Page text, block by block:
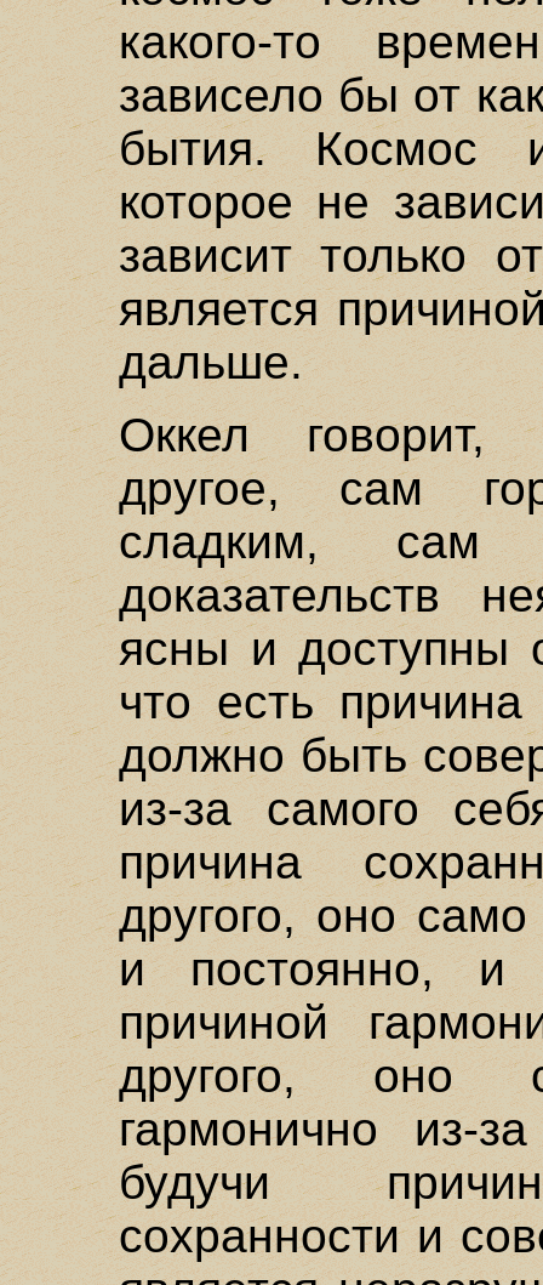
какого-то
зависело бы от
бытия. Космос
которое не
зависит только
является
дальше.
Оккел говорит,
другое, сам
сладким, сам
доказательств
ясны и доступны
что есть причина
должно быть
из-за самого
причина
другого, оно
и постоянно, и
причиной
другого, оно
гармонично из-
будучи
сохранности и